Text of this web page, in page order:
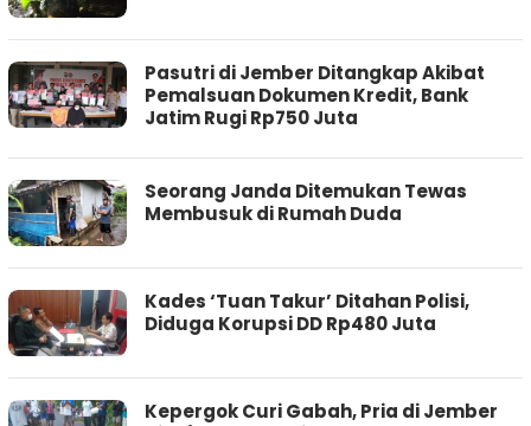
Pasutri di Jember Ditangkap Akibat
Pemalsuan Dokumen Kredit, Bank
Jatim Rugi Rp750 Juta
Seorang Janda Ditemukan Tewas
Membusuk di Rumah Duda
Kades ‘Tuan Takur’ Ditahan Polisi,
Diduga Korupsi DD Rp480 Juta
Kepergok Curi Gabah, Pria di Jember